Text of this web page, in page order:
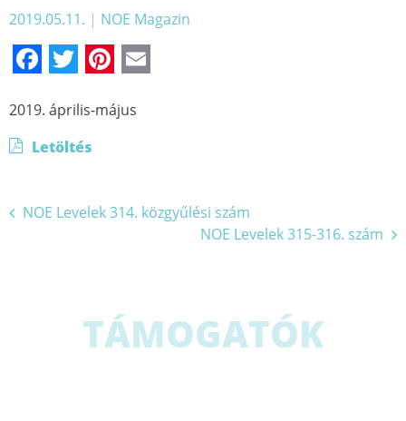
2019.05.11. | NOE Magazin
Facebook
TwitterPinterest
2019. április-május
Letöltés
Bejegyzés
NOE Levelek 314. közgyűlési szám
NOE Levelek 315-316. szám
TÁMOGATÓK